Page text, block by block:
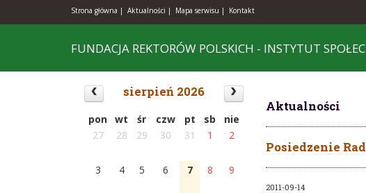
Strona główna | Aktualności | Mapa serwisu | Kontakt
FUNDACJA REKTORÓW POLSKICH - INSTYTUT
Aktualności
Posiedzenie
2011-09-14
sierpień 2026
pon wt śr czw pt sb
nie
27
28 29 30 31 1 2
3 4 5 6 7 8 9